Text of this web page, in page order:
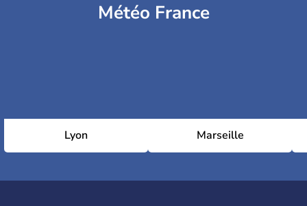
Météo France
Lyon Marseille